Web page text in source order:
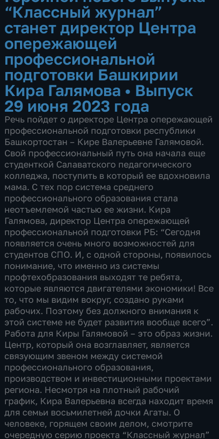
“Классный журнал”
станет директор Центра
опережающей
профессиональной
подготовки Башкирии
Кира Галямова • Выпуск
29 июня 2023 года
Речь пойдет о директоре Центра опережающей
профессиональной подготовки республики
Башкортостан – Кире Валерьевне Галямовой.
Свой профессиональный путь она начала еще
студенткой Салаватского педагогического
колледжа, поступить в который ее вдохновила
мама. С тех пор система среднего
профессионального образования стала
неотъемлемой частью ее жизни. Кира
Галямова, директор Центра опережающей
профессиональной подготовки РБ: “Сегодня
появляется очень много возможностей для
студентов СПО. И, с одной стороны, появилось
понимание, что именно из системы
профтехобразования выходят те ребята,
которые являются двигателями экономики! Все
то, что мы видим вокруг, создано руками
рабочих. Поэтому без должного внимания к
этой системе не будет развития вообще всего”.
Работа для Киры Галямовой – это образ жизни.
Центр, который она возглавляет, является
связующим звеном между системой
профессионального образования,
производством и инвестиционными проектами
региона. Несмотря на плотный рабочий
график, Кира Валерьевна всегда находит время
для семьи восьмилетней дочки Агаты. О
человеке, горящем своим делом, смотрите
очередную серию проекта “Классный журнал”